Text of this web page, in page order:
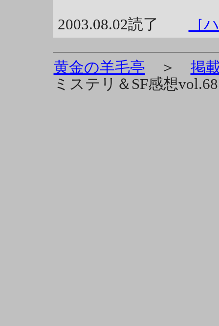
2003.08.02読了
［
黄金の羊毛亭 ＞ 掲
ミステリ＆SF感想vol.68